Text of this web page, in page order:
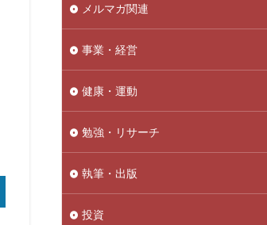
メルマガ関連
事業・経営
健康・運動
勉強・リサーチ
執筆・出版
投資